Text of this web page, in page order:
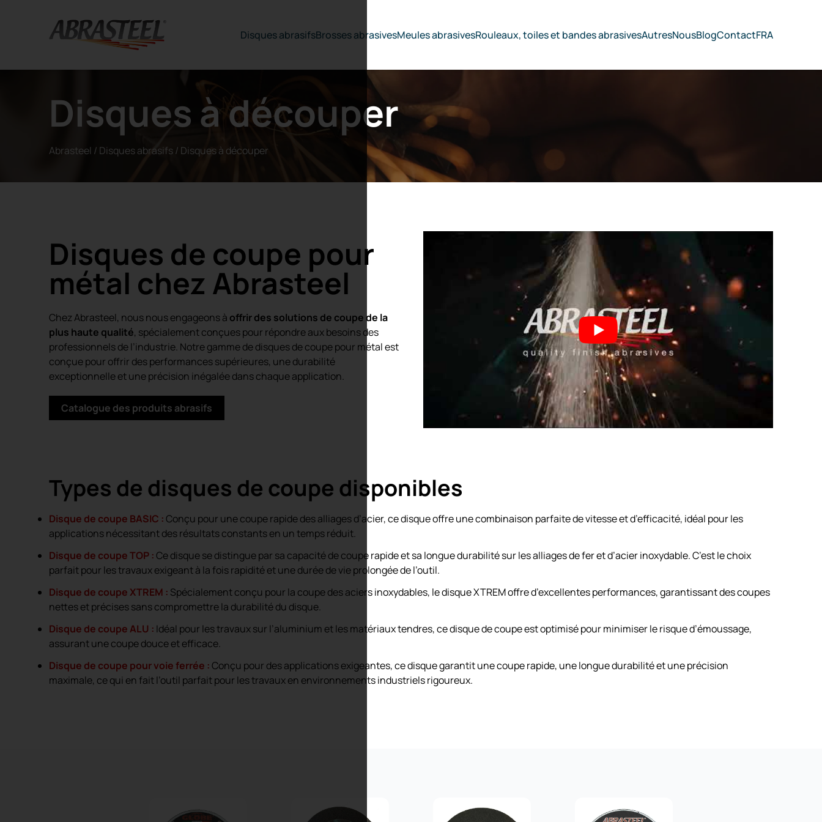
Disques abrasifsBrosses abrasivesMeules abrasivesRouleaux, toiles et bandes abrasivesAutresNousBlogContactFRA
Disques à découper
Abrasteel / Disques abrasifs/ Disques à découper
Disques de coupe pour
métal chez Abrasteel
Chez Abrasteel, nous nous engageons à offrir des solutions de coupe de la
plus haute qualité, spécialement conçues pour répondre aux besoins des
professionnels de l’industrie. Notre gamme de disques de coupe pour métal est
conçue pour offrir des performances supérieures, une durabilité
exceptionnelle et une précision inégalée dans chaque application.
Catalogue des produits abrasifs
Types de disques de coupe disponibles
Disque de coupe BASIC :Conçu pour une coupe rapide des alliages d’acier, ce disque offre une combinaison parfaite de vitesse et d’efficacité, idéal pour les
applications nécessitant des résultats constants en un temps réduit.
Disque de coupe TOP :Ce disque se distingue par sa capacité de coupe rapide et sa longue durabilité sur les alliages de fer et d’acier inoxydable. C’est le choix
parfait pour les travaux exigeant à la fois rapidité et une durée de vie prolongée de l’outil.
Disque de coupe XTREM : Spécialement conçu pour la coupe des aciers inoxydables, le disque XTREM offre d’excellentes performances, garantissant des coupes
nettes et précises sans compromettre la durabilité du disque.
Disque de coupe ALU : Idéal pour les travaux sur l’aluminium et les matériaux tendres, ce disque de coupe est optimisé pour minimiser le risque d’émoussage,
assurant une coupe douce et efficace.
Disque de coupe pour voie ferrée :Conçu pour des applications exigeantes, ce disque garantit une coupe rapide, une longue durabilité et une précision
maximale, ce qui en fait l’outil parfait pour les travaux en environnements industriels rigoureux.